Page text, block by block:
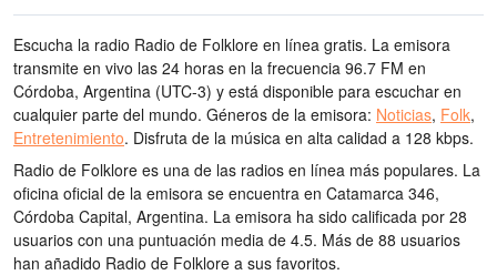
Escucha la radio Radio de Folklore en línea gratis. La emisora
transmite en vivo las 24 horas en la frecuencia 96.7 FM en
Córdoba, Argentina (UTC-3) y está disponible para escuchar en
cualquier parte del mundo. Géneros de la emisora: Noticias, Folk,
Entretenimiento. Disfruta de la música en alta calidad a 128 kbps.
Radio de Folklore es una de las radios en línea más populares. La
oficina oficial de la emisora se encuentra en Catamarca 346,
Córdoba Capital, Argentina. La emisora ha sido calificada por 28
usuarios con una puntuación media de 4.5. Más de 88 usuarios
han añadido Radio de Folklore a sus favoritos.